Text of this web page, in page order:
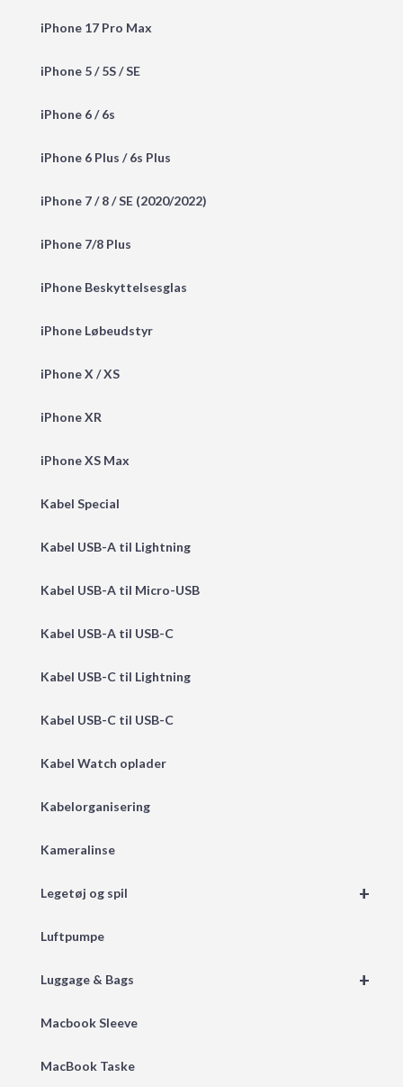
iPhone 17 Pro Max
iPhone 5 / 5S / SE
iPhone 6 / 6s
iPhone 6 Plus / 6s Plus
iPhone 7 / 8 / SE (2020/2022)
iPhone 7/8 Plus
iPhone Beskyttelsesglas
iPhone Løbeudstyr
iPhone X / XS
iPhone XR
iPhone XS Max
Kabel Special
Kabel USB-A til Lightning
Kabel USB-A til Micro-USB
Kabel USB-A til USB-C
Kabel USB-C til Lightning
Kabel USB-C til USB-C
Kabel Watch oplader
Kabelorganisering
Kameralinse
+
Legetøj og spil
Luftpumpe
+
Luggage & Bags
Macbook Sleeve
MacBook Taske